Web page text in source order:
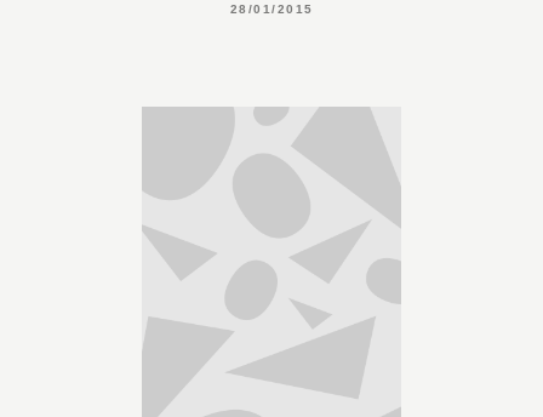
28/01/2015